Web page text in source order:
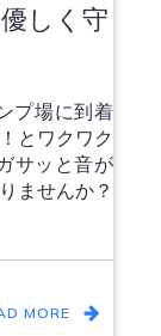
しく守
プ場に到着
とワクワク
サッと音が
ませんか？
MORE